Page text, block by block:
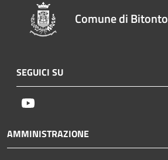
Comune di Bitonto
SEGUICI SU
AMMINISTRAZIONE